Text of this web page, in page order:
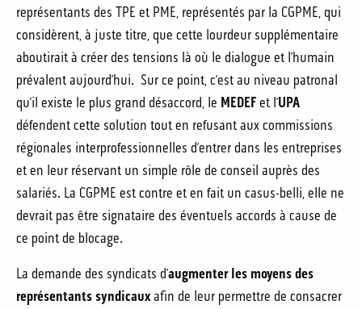
représentants des TPE et PME, représentés par la CGPME, qui
considèrent, à juste titre, que cette lourdeur supplémentaire
aboutirait à créer des tensions là où le dialogue et l’humain
prévalent aujourd’hui. Sur ce point, c’est au niveau patronal
qu’il existe le plus grand désaccord, le MEDEFet l’UPA
défendent cette solution tout en refusant aux commissions
régionales interprofessionnelles d’entrer dans les entreprises
et en leur réservant un simple rôle de conseil auprès des
salariés. La CGPME est contre et en fait un casus-belli, elle ne
devrait pas être signataire des éventuels accords à cause de
ce point de blocage.
La demande des syndicats d’augmenter les moyens des
représentants syndicauxafin de leur permettre de consacrer